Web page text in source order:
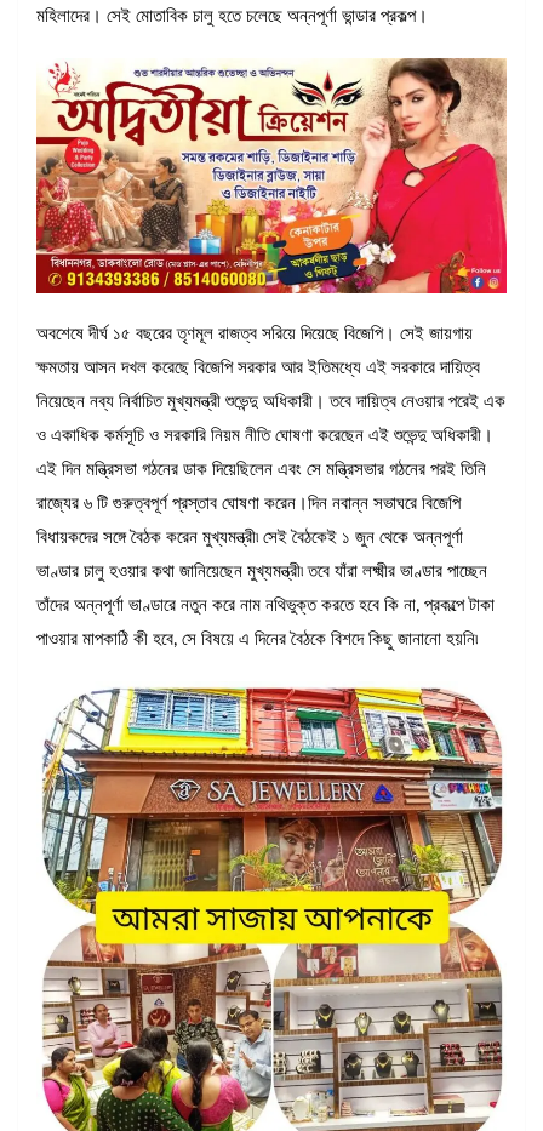
মহিলাদের। সেই মোতাবিক চালু হতে চলেছে অন্নপূর্ণা ভান্ডার প্রকল্প।
অবশেষে দীর্ঘ ১৫ বছরের তৃণমূল রাজত্ব সরিয়ে দিয়েছে বিজেপি। সেই জায়গায়
ক্ষমতায় আসন দখল করেছে বিজেপি সরকার আর ইতিমধ্যে এই সরকারে দায়িত্ব
নিয়েছেন নব্য নির্বাচিত মুখ্যমন্ত্রী শুভেন্দু অধিকারী। তবে দায়িত্ব নেওয়ার পরেই এক
ও একাধিক কর্মসূচি ও সরকারি নিয়ম নীতি ঘোষণা করেছেন এই শুভেন্দু অধিকারী।
এই দিন মন্ত্রিসভা গঠনের ডাক দিয়েছিলেন এবং সে মন্ত্রিসভার গঠনের পরই তিনি
রাজ্যের ৬ টি গুরুত্বপূর্ণ প্রস্তাব ঘোষণা করেন।দিন নবান্ন সভাঘরে বিজেপি
বিধায়কদের সঙ্গে বৈঠক করেন মুখ্যমন্ত্রী৷ সেই বৈঠকেই ১ জুন থেকে অন্নপূর্ণা
ভাণ্ডার চালু হওয়ার কথা জানিয়েছেন মুখ্যমন্ত্রী৷ তবে যাঁরা লক্ষ্মীর ভাণ্ডার পাচ্ছেন
তাঁদের অন্নপূর্ণা ভাণ্ডারে নতুন করে নাম নথিভুক্ত করতে হবে কি না, প্রকল্পে টাকা
পাওয়ার মাপকাঠি কী হবে, সে বিষয়ে এ দিনের বৈঠকে বিশদে কিছু জানানো হয়নি৷